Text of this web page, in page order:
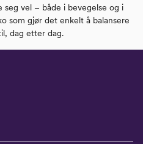
seg vel – både i bevegelse og i
som gjør det enkelt å balansere
dag etter dag.